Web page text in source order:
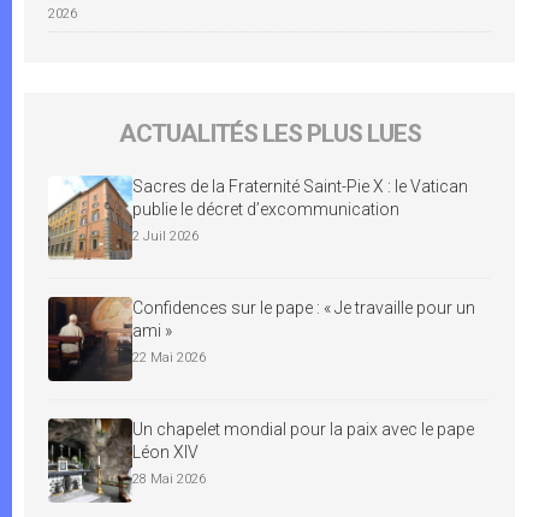
2026
ACTUALITÉS LES PLUS LUES
Sacres de la Fraternité Saint-Pie X : le Vatican
publie le décret d’excommunication
2 Juil 2026
Confidences sur le pape : « Je travaille pour un
ami »
22 Mai 2026
Un chapelet mondial pour la paix avec le pape
Léon XIV
28 Mai 2026